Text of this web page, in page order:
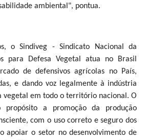
ambiental", pontua.
o Sindiveg - Sindicato Nacional da
para Defesa Vegetal atua no Brasil
de defensivos agrícolas no País,
e dando voz legalmente à indústria
vegetal em todo o território nacional. O
propósito a promoção da produção
com o uso correto e seguro dos
apoiar o setor no desenvolvimento de